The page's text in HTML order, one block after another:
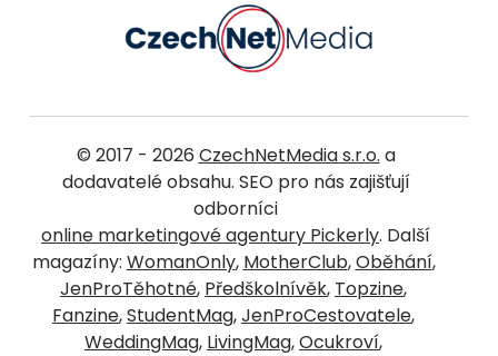
© 2017 - 2026 CzechNetMedia s.r.o. a
dodavatelé obsahu. SEO pro nás zajišťují
odborníci
online marketingové agentury Pickerly. Další
magazíny: WomanOnly, MotherClub,Oběhání,
JenProTěhotné, Předškolnívěk, Topzine,
Fanzine,StudentMag,JenProCestovatele,
WeddingMag, LivingMag,Ocukroví,